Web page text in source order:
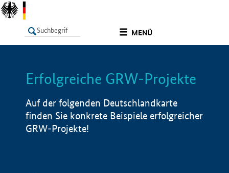
MENÜ
LISTE Info
Erfolgreiche GRW-Projekte
Auf der folgenden Deutschlandkarte
finden Sie konkrete Beispiele erfolgreicher
GRW-Projekte!